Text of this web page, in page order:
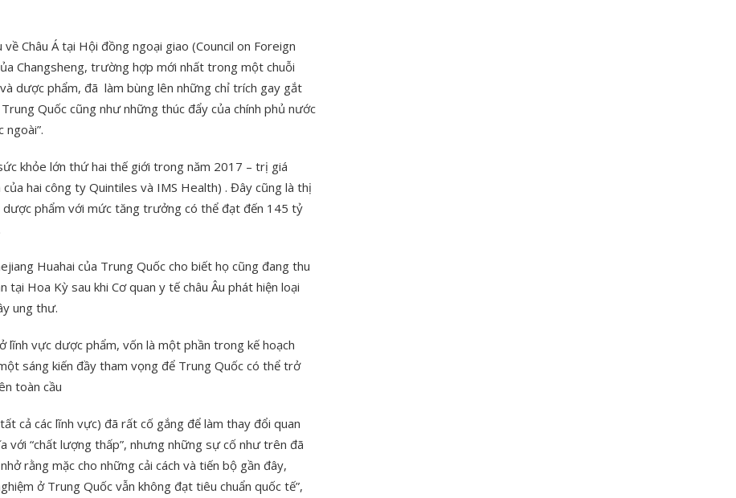
Châu Á tại Hội đồng ngoại giao (Council on Foreign
Changsheng, trường hợp mới nhất trong một chuỗi
dược phẩm, đã làm bùng lên những chỉ trích gay gắt
Quốc cũng như những thúc đẩy của chính phủ nước
khỏe lớn thứ hai thế giới trong năm 2017 – trị giá
hai công ty Quintiles và IMS Health) . Đây cũng là thị
phẩm với mức tăng trưởng có thể đạt đến 145 tỷ
Huahai của Trung Quốc cho biết họ cũng đang thu
Hoa Kỳ sau khi Cơ quan y tế châu Âu phát hiện loại
ung thư.
lĩnh vực dược phẩm, vốn là một phần trong kế hoạch
sáng kiến đầy tham vọng để Trung Quốc có thể trở
toàn cầu
cả các lĩnh vực) đã rất cố gắng để làm thay đổi quan
với “chất lượng thấp”, nhưng những sự cố như trên đã
rằng mặc cho những cải cách và tiến bộ gần đây,
ở Trung Quốc vẫn không đạt tiêu chuẩn quốc tế”,